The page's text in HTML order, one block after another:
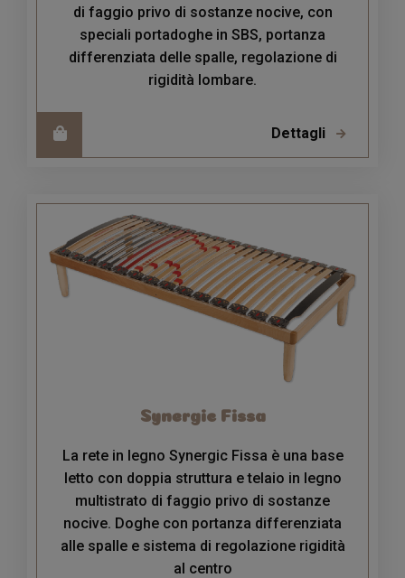
di faggio privo di sostanze nocive, con
speciali portadoghe in SBS, portanza
differenziata delle spalle, regolazione di
rigidità lombare.
Dettagli
Synergic Fissa
La rete in legno Synergic Fissa è una base
letto con doppia struttura e telaio in legno
multistrato di faggio privo di sostanze
nocive. Doghe con portanza differenziata
alle spalle e sistema di regolazione rigidità
al centro